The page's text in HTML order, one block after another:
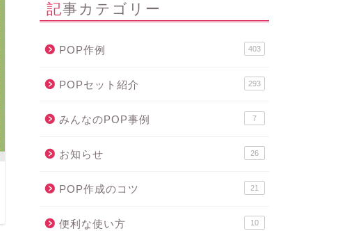
記事カテゴリー
POP作例 403
POPセット紹介 293
みんなのPOP事例 7
お知らせ 26
POP作成のコツ 21
便利な使い方 10